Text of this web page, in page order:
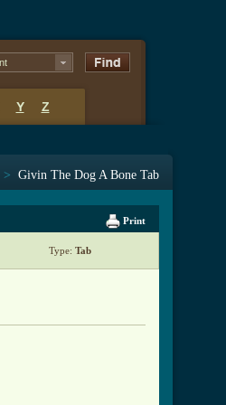
Y Z
> Givin The Dog A Bone Tab
Print
Type: Tab